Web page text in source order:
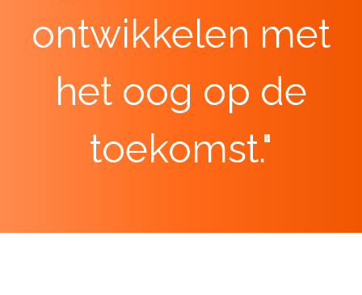
ontwikkelen met
het oog op de
toekomst."